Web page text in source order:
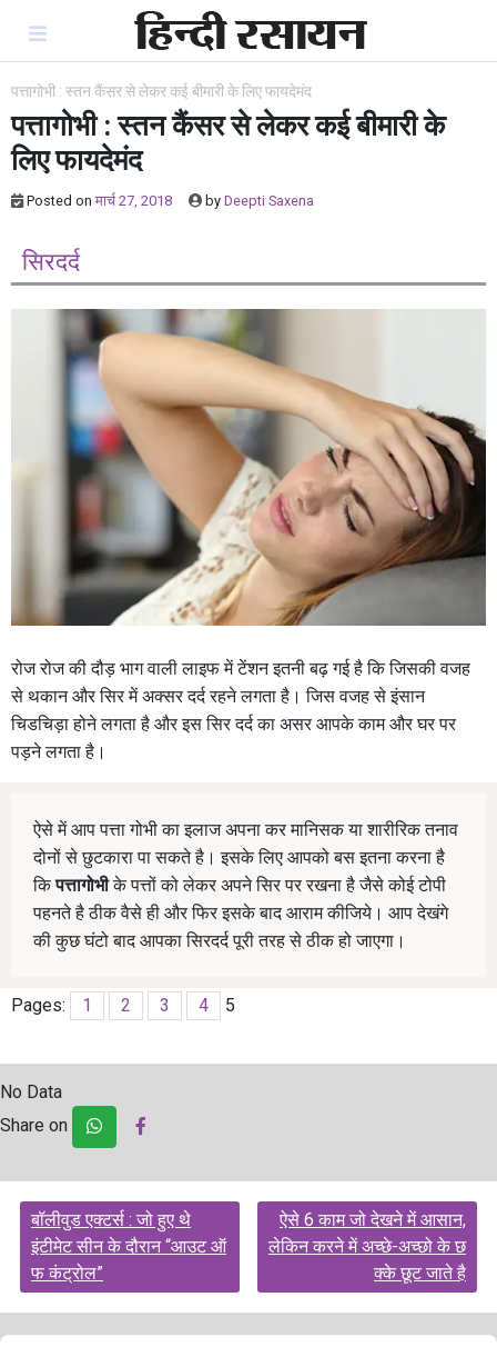
content
पत्तागोभी : स्तन कैंसर से लेकर कई बीमारी के लिए फायदेमंद
पत्तागोभी : स्तन कैंसर से लेकर कई बीमारी के
लिए फायदेमंद
Posted on मार्च 27, 2018 by Deepti Saxena
सिरदर्द
रोज रोज की दौड़ भाग वाली लाइफ में टेंशन इतनी बढ़ गई है कि जिसकी वजह
से थकान और सिर में अक्सर दर्द रहने लगता है। जिस वजह से इंसान
चिडचिड़ा होने लगता है और इस सिर दर्द का असर आपके काम और घर पर
पड़ने लगता है।
ऐसे में आप पत्ता गोभी का इलाज अपना कर मानिसक या शारीरिक तनाव
दोनों से छुटकारा पा सकते है। इसके लिए आपको बस इतना करना है
किपत्तागोभीके पत्तों को लेकर अपने सिर पर रखना है जैसे कोई टोपी
पहनते है ठीक वैसे ही और फिर इसके बाद आराम कीजिये। आप देखंगे
की कुछ घंटो बाद आपका सिरदर्द पूरी तरह से ठीक हो जाएगा।
Pages: 1 2 3 4 5
No Data
Share on
Post
navigation
बॉलीवुड एक्टर्स : जो हुए थे
इंटीमेट सीन के दौरान “आउट ऑ
फ कंट्रोल”
ऐसे 6 काम जो देखने में आसान,
लेकिन करने में अच्छे-अच्छो के छ
क्के छूट जाते है